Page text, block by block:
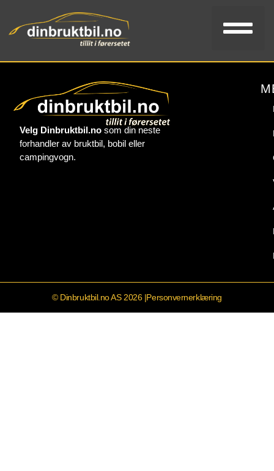
Velg Dinbruktbil.nosom din neste
forhandler av bruktbil, bobil eller
campingvogn.
© Dinbruktbil.no AS 2026 |Personvernerklæring